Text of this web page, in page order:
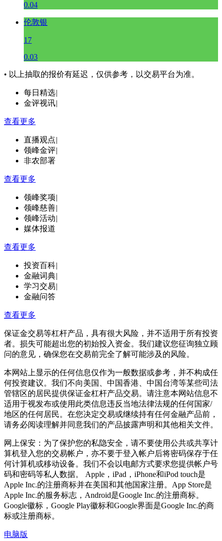
0.04
伦敦银
17
0.03
• 以上抽取的报价有延迟，仅供参考，以交易平台为准。
每日精选|
金评视讯|
查看更多
直播观点|
领峰金评|
非农部署
查看更多
领峰奖项|
领峰慈善|
领峰活动|
媒体报道
查看更多
投资百科|
金融词典|
学习交易|
金融问答
查看更多
保证金交易等杠杆产品，具有很大风险，并不适用于所有投资
者。损失可能超出您的初始投入资金。我们建议您征询独立顾
问的意见，确保您在交易前完全了解可能涉及的风险。
本网站上显示的任何信息仅作为一般数据或参考，并不构成任
何投资建议。我们不向美国、中国香港、中国台湾等某些司法
管辖区的居民提供保证金杠杆产品交易。请注意本网站信息不
适用于视发布或使用此类信息违反当地法律法规的任何国家/
地区的任何居民。在您决定交易或继续持有任何金融产品前，
请务必阅读理解并同意我们的产品披露声明和其他相关文件。
网上保安：为了保护您的私隐安全，请不要使用公共或共享计
算机登入您的交易帐户，亦不要于登入帐户后将密码保存于任
何计算机或移动设备。我们不会以电邮方式要求您提供帐户号
码和密码等私人数据。 Apple，iPad，iPhone和iPod touch是
Apple Inc.的注册商标并在美国和其他国家注册。App Store是
Apple Inc.的服务标志，Android是Google Inc.的注册商标。
Google徽标，Google Play徽标和Google界面是Google Inc.的商
标或注册商标。
电脑版